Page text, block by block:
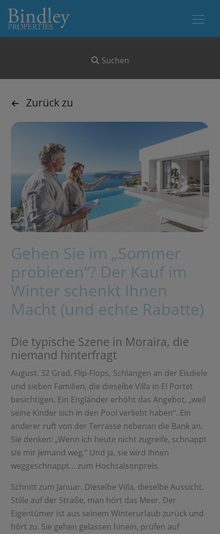
Suchen
Zurück zu
Gehen Sie im „Sommer
probieren“? Der Kauf im
Winter schenkt Ihnen
Macht (und echte Rabatte)
Die typische Szene in Moraira, die
niemand hinterfragt
August. 32 Grad. Flip-Flops, Schlangen an der Eisdiele
und sieben Familien, die dieselbe Villa in El Portet
besichtigen. Ein Engländer erhöht das Angebot, „weil
seine Kinder sich in den Pool verliebt haben“. Ein
anderer ruft von der Terrasse nebenan die Bank an.
Sie denken: „Wenn ich heute nicht zugreife, schnappt
sie mir jemand weg.“ Und ja, sie wird Ihnen
weggeschnappt… zum Hochsaisonpreis.
Schnitt zum Januar. Dieselbe Villa, dieselbe Aussicht.
Stille auf der Straße, man hört das Meer. Der
Eigentümer ist aus seinem Winterurlaub zurück und
hört zu. Sie gehen gelassen hinein, prüfen auf